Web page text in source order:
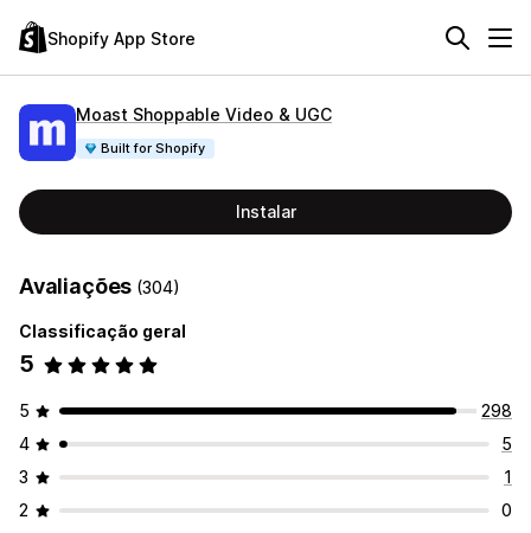
Shopify App Store
Moast Shoppable Video & UGC
Built for Shopify
Instalar
Avaliações (304)
Classificação geral
5
5
298
4
5
3
1
2
0